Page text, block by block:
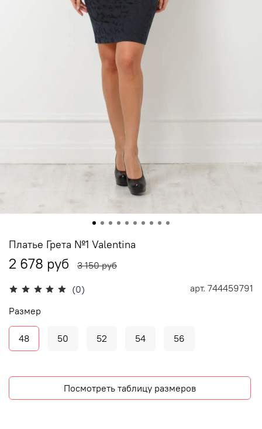
(0) арт. 744459791
Платье Грета №1 Valentina
2 678 руб 3 150 руб
Размер
48 50 52 54 56
Посмотреть таблицу размеров